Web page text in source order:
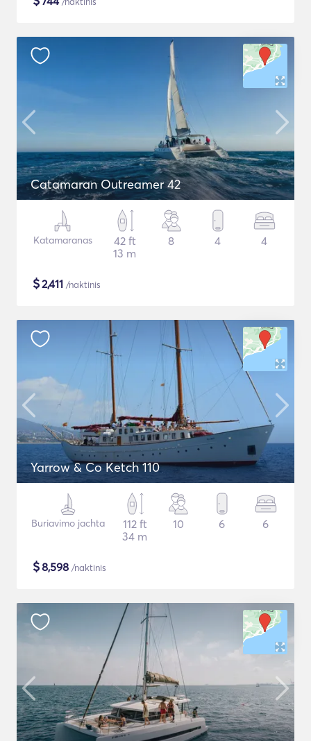
Catamaran Outreamer 42
Katamaranas
42 ft
13 m
8 4 4
$2,411 /naktinis
Yarrow & Co Ketch 110
Buriavimo jachta
112 ft
34 m
10 6 6
$8,598 /naktinis